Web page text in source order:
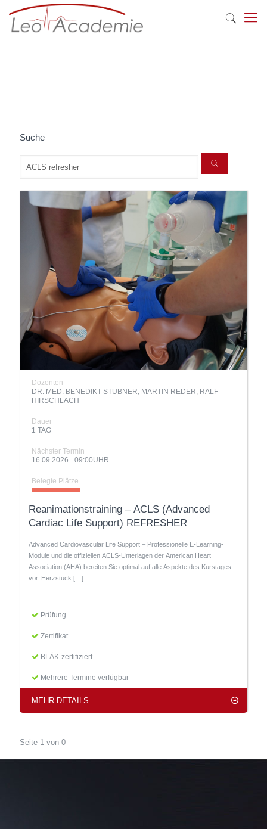
Suche
Dozenten
DR. MED. BENEDIKT STUBNER, MARTIN REDER, RALF
HIRSCHLACH
Dauer
1 TAG
Nächster Termin
16.09.2026
09:00UHR
Belegte Plätze
Reanimationstraining – ACLS (Advanced
Cardiac Life Support) REFRESHER
Advanced Cardiovascular Life Support – Professionelle E-Learning-
Module und die offiziellen ACLS-Unterlagen der American Heart
Association (AHA) bereiten Sie optimal auf alle Aspekte des Kurstages
vor. Herzstück […]
Prüfung
Zertifikat
BLÄK-zertifiziert
Mehrere Termine verfügbar
MEHR DETAILS
Seite 1 von 0